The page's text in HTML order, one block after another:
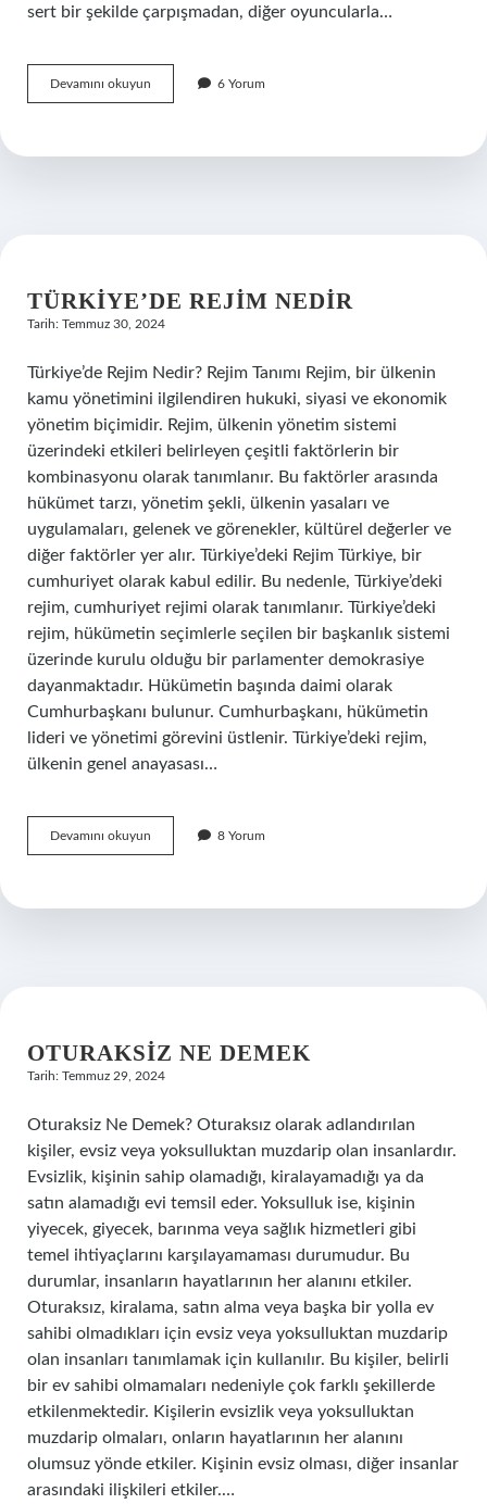
sert bir şekilde çarpışmadan, diğer oyuncularla…
Devamını okuyun Futbolda
U9
6 Yorum
TÜRKIYE’DE REJIM NEDIR
Tarih: Temmuz 30, 2024
Türkiye’de Rejim Nedir? Rejim Tanımı Rejim, bir ülkenin
kamu yönetimini ilgilendiren hukuki, siyasi ve ekonomik
yönetim biçimidir. Rejim, ülkenin yönetim sistemi
üzerindeki etkileri belirleyen çeşitli faktörlerin bir
kombinasyonu olarak tanımlanır. Bu faktörler arasında
hükümet tarzı, yönetim şekli, ülkenin yasaları ve
uygulamaları, gelenek ve görenekler, kültürel değerler ve
diğer faktörler yer alır. Türkiye’deki Rejim Türkiye, bir
cumhuriyet olarak kabul edilir. Bu nedenle, Türkiye’deki
rejim, cumhuriyet rejimi olarak tanımlanır. Türkiye’deki
rejim, hükümetin seçimlerle seçilen bir başkanlık sistemi
üzerinde kurulu olduğu bir parlamenter demokrasiye
dayanmaktadır. Hükümetin başında daimi olarak
Cumhurbaşkanı bulunur. Cumhurbaşkanı, hükümetin
lideri ve yönetimi görevini üstlenir. Türkiye’deki rejim,
ülkenin genel anayasası…
Devamını okuyun Türkiye’de
rejim
8 Yorum
OTURAKSIZ NE DEMEK
Tarih: Temmuz 29, 2024
Oturaksiz Ne Demek? Oturaksız olarak adlandırılan
kişiler, evsiz veya yoksulluktan muzdarip olan insanlardır.
Evsizlik, kişinin sahip olamadığı, kiralayamadığı ya da
satın alamadığı evi temsil eder. Yoksulluk ise, kişinin
yiyecek, giyecek, barınma veya sağlık hizmetleri gibi
temel ihtiyaçlarını karşılayamaması durumudur. Bu
durumlar, insanların hayatlarının her alanını etkiler.
Oturaksız, kiralama, satın alma veya başka bir yolla ev
sahibi olmadıkları için evsiz veya yoksulluktan muzdarip
olan insanları tanımlamak için kullanılır. Bu kişiler, belirli
bir ev sahibi olmamaları nedeniyle çok farklı şekillerde
etkilenmektedir. Kişilerin evsizlik veya yoksulluktan
muzdarip olmaları, onların hayatlarının her alanını
olumsuz yönde etkiler. Kişinin evsiz olması, diğer insanlar
arasındaki ilişkileri etkiler.…